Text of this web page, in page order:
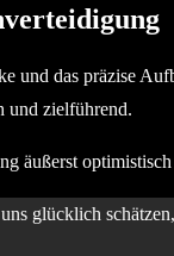
das präzise
und zielführend.
äußerst optimistisch
glücklich